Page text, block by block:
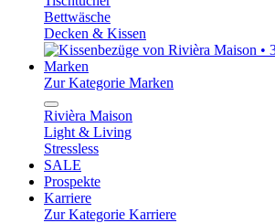
Bettwäsche
Decken & Kissen
Marken
Zur Kategorie Marken
Rivièra Maison
Light & Living
Stressless
SALE
Prospekte
Karriere
Zur Kategorie Karriere